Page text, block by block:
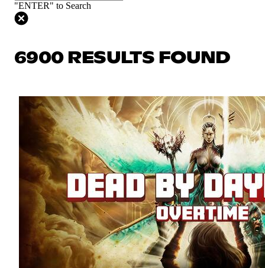
"ENTER" to Search
6900 RESULTS FOUND